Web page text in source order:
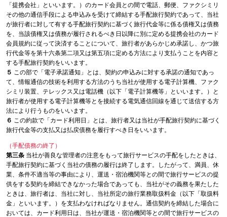
「提携会社」といいます。）のカード会員との間で電話、郵便、ファクシミリ
その他の通信手段による申込みを受けて締結する手配旅行契約であって、当社
が旅行者に対して有する手配旅行契約に基づく旅行代金等に係る債権又は債務
を、当該債権又は債務が履行されるべき日以降に別に定める提携会社のカード
会員規約に従って決済することについて、旅行者があらかじめ承諾し、かつ旅
行代金等を第十六条第二項又は第五項に定める方法により支払うことを内容と
する手配旅行契約をいいます。
５ この部で「電子承諾通知」とは、契約の申込みに対する承諾の通知であっ
て、情報通信の技術を利用する方法のうち当社が使用する電子計算機、ファク
シミリ装置、テレックス又は電話機（以下「電子計算機等」といいます。）と
旅行者が使用する電子計算機等とを接続する電気通信回線を通じて送信する方
法により行うものをいいます。
６ この約款で「カード利用日」とは、旅行者又は当社が手配旅行契約に基づく
旅行代金等の支払又は払戻債務を履行すべき日をいいます。
（手配債務の終了）
第三条 当社が善良な管理者の注意をもって旅行サービスの手配をしたときは、
手配旅行契約に基づく当社の債務の履行は終了します。したがって、満員、休
業、条件不適当等の事由により、運送・宿泊機関等との間で旅行サービスの提
供をする契約を締結できなかった場合であっても、当社がその義務を果たした
ときは、旅行者は、当社に対し、当社所定の旅行業務取扱料金（以下「取扱料
金」といいます。）を支払わなければなりません。通信契約を締結した場合に
おいては、カード利用日は、当社が運送・宿泊機関等との間で旅行サービスの